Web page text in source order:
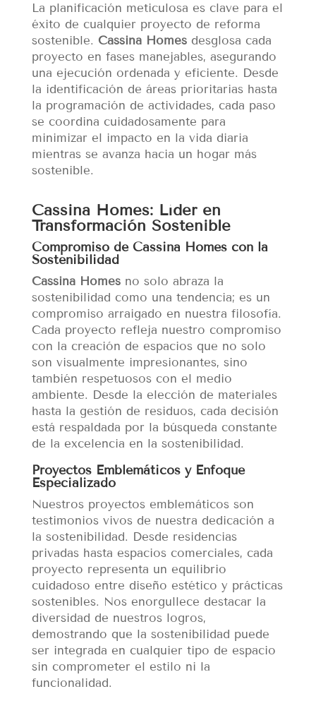
La planificación meticulosa es clave para el
éxito de cualquier proyecto de reforma
sostenible. Cassina Homesdesglosa cada
proyecto en fases manejables, asegurando
una ejecución ordenada y eficiente. Desde
la identificación de áreas prioritarias hasta
la programación de actividades, cada paso
se coordina cuidadosamente para
minimizar el impacto en la vida diaria
mientras se avanza hacia un hogar más
sostenible.
Cassina Homes: Líder en
Transformación Sostenible
Compromiso de Cassina Homes con la
Sostenibilidad
Cassina Homesno solo abraza la
sostenibilidad como una tendencia; es un
compromiso arraigado en nuestra filosofía.
Cada proyecto refleja nuestro compromiso
con la creación de espacios que no solo
son visualmente impresionantes, sino
también respetuosos con el medio
ambiente. Desde la elección de materiales
hasta la gestión de residuos, cada decisión
está respaldada por la búsqueda constante
de la excelencia en la sostenibilidad.
Proyectos Emblemáticos y Enfoque
Especializado
Nuestros proyectos emblemáticos son
testimonios vivos de nuestra dedicación a
la sostenibilidad. Desde residencias
privadas hasta espacios comerciales, cada
proyecto representa un equilibrio
cuidadoso entre diseño estético y prácticas
sostenibles. Nos enorgullece destacar la
diversidad de nuestros logros,
demostrando que la sostenibilidad puede
ser integrada en cualquier tipo de espacio
sin comprometer el estilo ni la
funcionalidad.